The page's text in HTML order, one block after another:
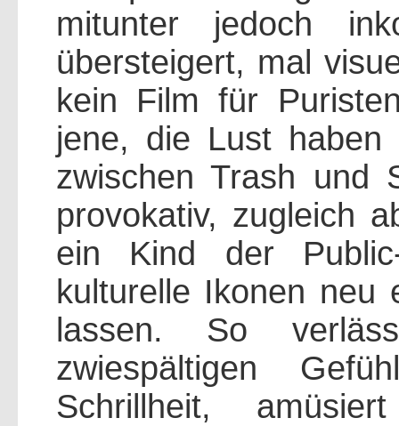
mitunter jedoch
übersteigert, mal
kein Film für
jene, die Lust haben
zwischen Trash und
provokativ, zugleich
ein Kind der
kulturelle Ikonen neu
lassen. So
zwiespältigen
Schrillheit,